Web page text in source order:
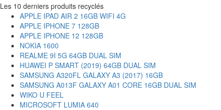
Les 10 derniers produits recyclés
APPLE IPAD AIR 2 16GB WIFI 4G
APPLE IPHONE 7 128GB
APPLE IPHONE 12 128GB
NOKIA 1600
REALME 9I 5G 64GB DUAL SIM
HUAWEI P SMART (2019) 64GB DUAL SIM
SAMSUNG A320FL GALAXY A3 (2017) 16GB
SAMSUNG A013F GALAXY A01 CORE 16GB DUAL SIM
WIKO U FEEL
MICROSOFT LUMIA 640